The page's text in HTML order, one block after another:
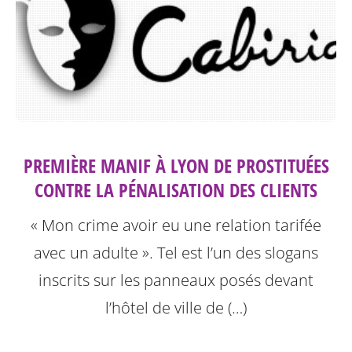
PREMIÈRE MANIF À LYON DE PROSTITUÉES
CONTRE LA PÉNALISATION DES CLIENTS
« Mon crime avoir eu une relation tarifée
avec un adulte ». Tel est l’un des slogans
inscrits sur les panneaux posés devant
l’hôtel de ville de (…)